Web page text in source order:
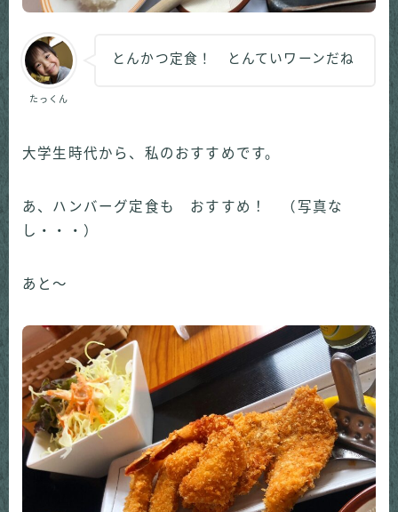
たっくん
とんかつ定食！ とんていワーンだね
大学生時代から、私のおすすめです。
あ、ハンバーグ定食も おすすめ！ （写真な
し・・・）
あと～